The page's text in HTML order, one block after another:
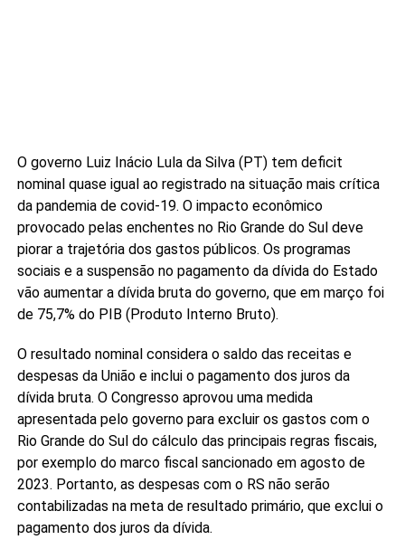
O governo Luiz Inácio Lula da Silva (PT) tem deficit
nominal quase igual ao registrado na situação mais crítica
da pandemia de covid-19. O impacto econômico
provocado pelas enchentes no Rio Grande do Sul deve
piorar a trajetória dos gastos públicos. Os programas
sociais e a suspensão no pagamento da dívida do Estado
vão aumentar a dívida bruta do governo, que em março foi
de 75,7% do PIB (Produto Interno Bruto).
O resultado nominal considera o saldo das receitas e
despesas da União e inclui o pagamento dos juros da
dívida bruta. O Congresso aprovou uma medida
apresentada pelo governo para excluir os gastos com o
Rio Grande do Sul do cálculo das principais regras fiscais,
por exemplo do marco fiscal sancionado em agosto de
2023. Portanto, as despesas com o RS não serão
contabilizadas na meta de resultado primário, que exclui o
pagamento dos juros da dívida.